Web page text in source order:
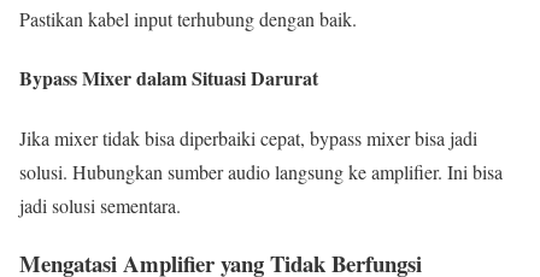
Pastikan kabel input terhubung dengan baik.
Bypass Mixer dalam Situasi Darurat
Jika mixer tidak bisa diperbaiki cepat, bypass mixer bisa jadi
solusi. Hubungkan sumber audio langsung ke amplifier. Ini bisa
jadi solusi sementara.
Mengatasi Amplifier yang Tidak Berfungsi